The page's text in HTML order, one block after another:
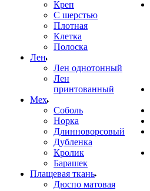
Креп
С шерстью
Плотная
Клетка
Полоска
Лен
Лен однотонный
Лен
принтованный
Мех
Соболь
Норка
Длинноворсовый
Дубленка
Кролик
Барашек
Плащевая ткань
Дюспо матовая